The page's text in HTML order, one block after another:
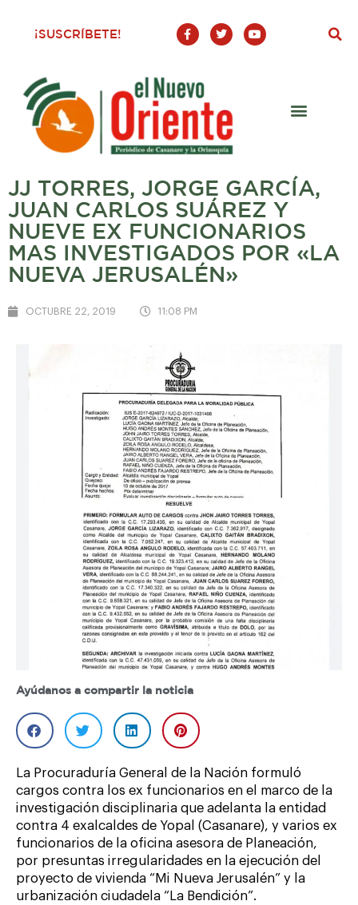
¡SUSCRÍBETE!
F
a
c
o
o
-
T
w
i
Y
o
u
JJ TORRES, JORGE GARCÍA,
JUAN CARLOS SUÁREZ Y
NUEVE EX FUNCIONARIOS
MAS INVESTIGADOS POR «LA
NUEVA JERUSALÉN»
OCTUBRE 22, 2019 11:08 PM
Ayúdanos a compartir la noticia
La Procuraduría General de la Nación formuló
cargos contra los ex funcionarios en el marco de la
investigación disciplinaria que adelanta la entidad
contra 4 exalcaldes de Yopal (Casanare), y varios ex
funcionarios de la oficina asesora de Planeación,
por presuntas irregularidades en la ejecución del
proyecto de vivienda “Mi Nueva Jerusalén” y la
urbanización ciudadela “La Bendición”.